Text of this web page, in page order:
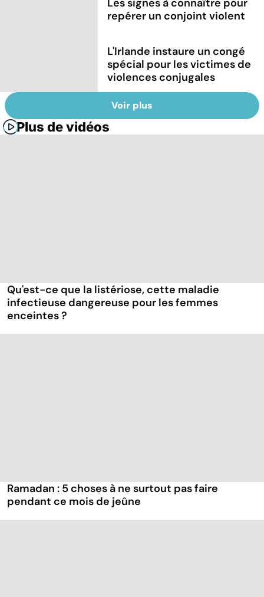
Les signes à connaître pour
repérer un conjoint violent
L'Irlande instaure un congé
spécial pour les victimes de
violences conjugales
Voir plus
Plus de vidéos
Qu'est-ce que la listériose, cette maladie
infectieuse dangereuse pour les femmes
enceintes ?
Ramadan : 5 choses à ne surtout pas faire
pendant ce mois de jeûne